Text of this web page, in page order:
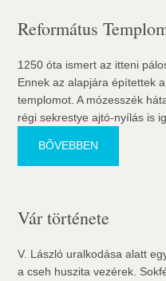
Református
1250 óta ismert az itteni
Ennek az alapjára építettek
templomot. A mózesszék
régi sekrestye ajtó-nyílás is
BŐVEBBEN
Vár története
V. László uralkodása alatt
a cseh huszita vezérek.